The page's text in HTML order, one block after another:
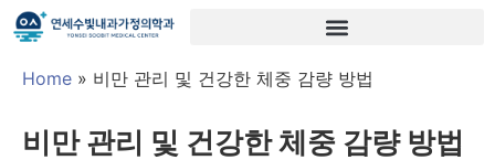
Home » 비만 관리 및 건강한 체중 감량 방법
비만 관리 및 건강한 체중 감량 방법